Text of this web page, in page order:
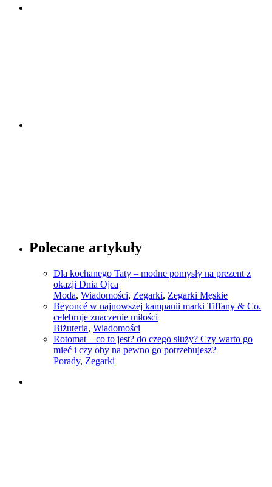
Sprawdź
Polecane artykuły
Dla kochanego Taty – modne pomysły na prezent z
okazji Dnia Ojca
Moda, Wiadomości, Zegarki, Zegarki Męskie
Beyoncé w najnowszej kampanii marki Tiffany & Co.
celebruje znaczenie miłości
Biżuteria, Wiadomości
Rotomat – co to jest? do czego służy? Czy warto go
mieć i czy oby na pewno go potrzebujesz?
Porady, Zegarki